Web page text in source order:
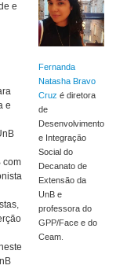
Fernanda
Natasha Bravo
Cruz é diretora
de
Desenvolvimento
e Integração
Social do
Decanato de
Extensão da
UnB e
professora do
GPP/Face e do
Ceam.
e
e
com